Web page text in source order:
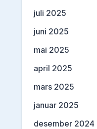
juli 2025
juni 2025
mai 2025
april 2025
mars 2025
januar 2025
desember 2024